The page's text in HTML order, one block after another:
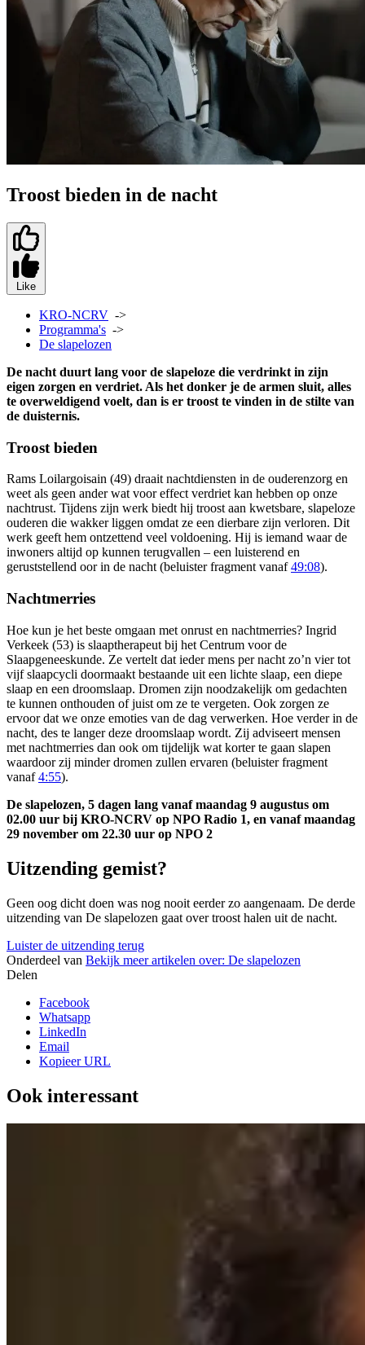
Troost bieden in de nacht
Like
KRO-NCRV ->
Programma's ->
De slapelozen
De nacht duurt lang voor de slapeloze die verdrinkt in zijn
eigen zorgen en verdriet. Als het donker je de armen sluit, alles
te overweldigend voelt, dan is er troost te vinden in de stilte van
de duisternis.
Troost bieden
Rams Loilargoisain (49) draait nachtdiensten in de ouderenzorg en
weet als geen ander wat voor effect verdriet kan hebben op onze
nachtrust. Tijdens zijn werk biedt hij troost aan kwetsbare, slapeloze
ouderen die wakker liggen omdat ze een dierbare zijn verloren. Dit
werk geeft hem ontzettend veel voldoening. Hij is iemand waar de
inwoners altijd op kunnen terugvallen – een luisterend en
geruststellend oor in de nacht (beluister fragment vanaf49:08).
Nachtmerries
Hoe kun je het beste omgaan met onrust en nachtmerries? Ingrid
Verkeek (53) is slaaptherapeut bij het Centrum voor de
Slaapgeneeskunde. Ze vertelt dat ieder mens per nacht zo’n vier tot
vijf slaapcycli doormaakt bestaande uit een lichte slaap, een diepe
slaap en een droomslaap. Dromen zijn noodzakelijk om gedachten
te kunnen onthouden of juist om ze te vergeten. Ook zorgen ze
ervoor dat we onze emoties van de dag verwerken. Hoe verder in de
nacht, des te langer deze droomslaap wordt. Zij adviseert mensen
met nachtmerries dan ook om tijdelijk wat korter te gaan slapen
waardoor zij minder dromen zullen ervaren (beluister fragment
vanaf4:55).
De slapelozen, 5 dagen lang vanaf maandag 9 augustus om
02.00 uur bij KRO-NCRV op NPO Radio 1, en vanaf maandag
29 november om 22.30 uur op NPO 2
Uitzending gemist?
Geen oog dicht doen was nog nooit eerder zo aangenaam. De derde
uitzending van De slapelozen gaat over troost halen uit de nacht.
Luister de uitzending terug
Onderdeel van Bekijk meer artikelen over: De slapelozen
Delen
Facebook
Whatsapp
LinkedIn
Email
Kopieer URL
Ook interessant